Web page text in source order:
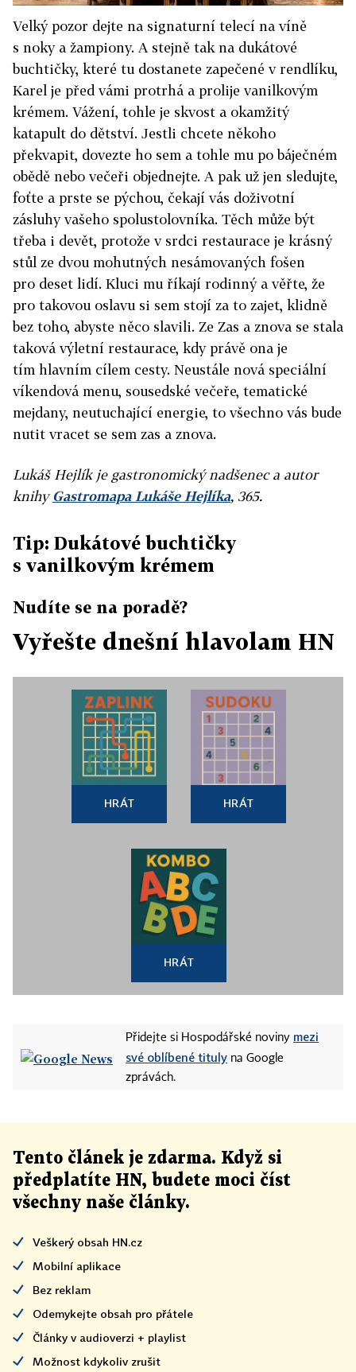
Velký pozor dejte na signaturní telecí na víně
s noky a žampiony. A stejně tak na dukátové
buchtičky, které tu dostanete zapečené v rendlíku,
Karel je před vámi protrhá a prolije vanilkovým
krémem. Vážení, tohle je skvost a okamžitý
katapult do dětství. Jestli chcete někoho
překvapit, dovezte ho sem a tohle mu po báječném
obědě nebo večeři objednejte. A pak už jen sledujte,
foťte a prste se pýchou, čekají vás doživotní
zásluhy vašeho spolustolovníka. Těch může být
třeba i devět, protože v srdci restaurace je krásný
stůl ze dvou mohutných nesámovaných fošen
pro deset lidí. Kluci mu říkají rodinný a věřte, že
pro takovou oslavu si sem stojí za to zajet, klidně
bez toho, abyste něco slavili. Ze Zas a znova se stala
taková výletní restaurace, kdy právě ona je
tím hlavním cílem cesty. Neustále nová speciální
víkendová menu, sousedské večeře, tematické
mejdany, neutuchající energie, to všechno vás bude
nutit vracet se sem zas a znova.
Lukáš Hejlík je gastronomický nadšenec a autor
knihyGastromapa Lukáše Hejlíka, 365.
Tip: Dukátové buchtičky
s vanilkovým krémem
Nudíte se na poradě?
Vyřešte dnešní hlavolam HN
HRÁT HRÁT
HRÁT
Přidejte si Hospodářské noviny mezi
své oblíbené tituly na Google
zprávách.
Tento článek je zdarma. Když si
předplatíte HN, budete moci číst
všechny naše články.
Veškerý obsah HN.cz
Mobilní aplikace
Bez reklam
Odemykejte obsah pro přátele
Články v audioverzi + playlist
Možnost kdykoliv zrušit